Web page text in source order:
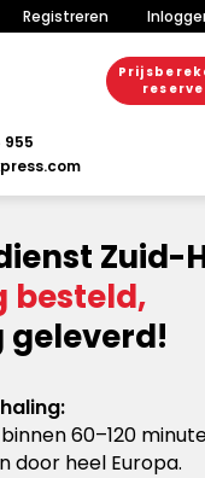
Registreren
955
Zuid-
besteld,
60–120
door heel Europa.